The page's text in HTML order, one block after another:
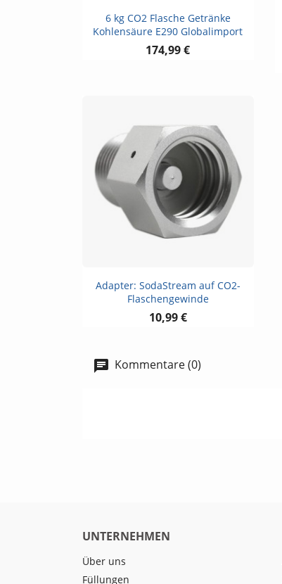
 Vorschau
6 kg CO2 Flasche Getränke
Kohlensäure E290 Globalimport
174,99 €
Vorschau
Adapter: SodaStream auf CO2-
Flaschengewinde
10,99 €
Kommentare (0)
UNTERNEHMEN
Über uns
Füllungen